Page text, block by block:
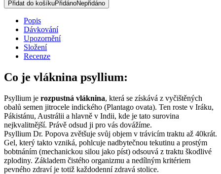
SLIM
kapsle,
množství
Přidat do košíkuPřidánoNepřidáno
Popis
Dávkování
Upozornění
Složení
Recenze
Co je vláknina psyllium:
Psyllium je rozpustná vláknina, která se získává z vyčištěných
obalů semen jitrocele indického (Plantago ovata). Ten roste v Iráku,
Pákistánu, Austrálii a hlavně v Indii, kde je tato surovina
nejkvalitnější. Právě odsud ji pro vás dovážíme.
Psyllium Dr. Popova zvětšuje svůj objem v trávicím traktu až 40krát.
Gel, který takto vzniká, pohlcuje nadbytečnou tekutinu a prostým
bobtnáním (mechanickou silou jako píst) odsouvá z traktu škodlivé
zplodiny. Základem čistého organizmu a nedílným kritériem
pevného zdraví je totiž každodenní zdravá stolice.